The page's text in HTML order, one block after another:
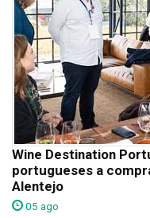
Wine Destination
portugueses a
Alentejo
05 ago